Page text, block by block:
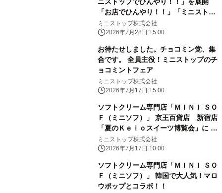
「お店でひんやり！！」「ミニストッ
プアプリでひんやり！！」「おうちで
ひんやり！！」
ミニストップ株式会社
2026年7月28日 15:00
お待たせしました。チョコミン党、集
合です。 全員主役！ミニストップのチ
ョコミントフェア
ミニストップ株式会社
2026年7月17日 15:00
ソフトクリーム専門店「ＭＩＮＩ ＳＯ
Ｆ（ミニソフ）」 京王百貨店 新宿店
「夏のＫｅｉｏスイーツ博覧会」に ２
０２６年７月１７日（金）～出店
ミニストップ株式会社
2026年7月17日 10:00
ソフトクリーム専門店「ＭＩＮＩ ＳＯ
Ｆ（ミニソフ）」 韓国で大人気！マロ
ウポップとコラボ！！